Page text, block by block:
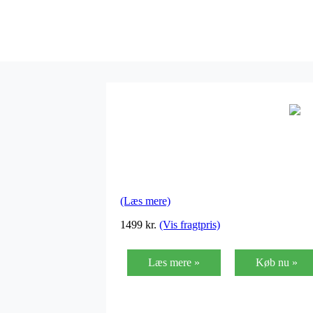
(Læs mere)
1499 kr. (Vis fragtpris)
Læs mere » Køb nu »